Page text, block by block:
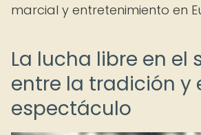
marcial y entretenimiento en
La lucha libre en el
entre la tradición y
espectáculo